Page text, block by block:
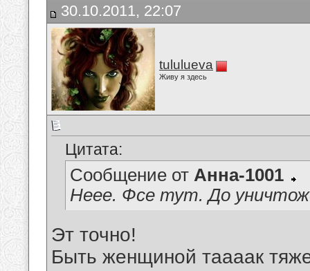
30.10.2011, 22:07
tululueva
Живу я здесь
Цитата:
Сообщение от Анна-1001
Неее. Фсе тут. До
Эт точно!
Быть женщиной таааак